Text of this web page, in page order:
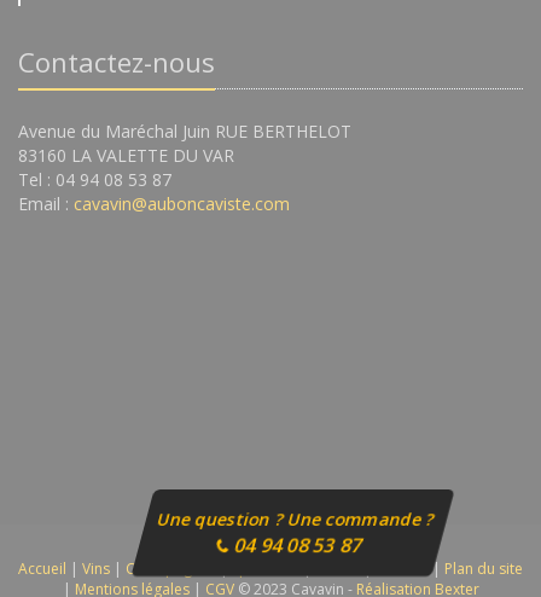
Contactez-nous
Avenue du Maréchal Juin RUE BERTHELOT
83160 LA VALETTE DU VAR
Tel : 04 94 08 53 87
Email : cavavin@auboncaviste.com
Accueil | Vins | Champagnes Contact| Plan du site
| Mentions légales | CGV © 2023 Cavavin - Réalisation Bexter
Une question ? Une commande ?
04 94 08 53 87